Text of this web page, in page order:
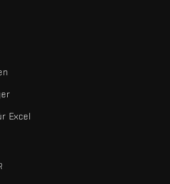
Excel